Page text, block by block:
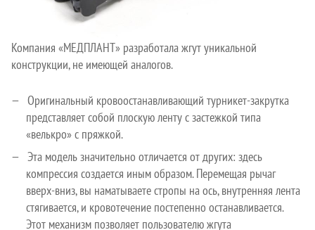
Компания «МЕДПЛАНТ» разработала жгут уникальной
конструкции, не имеющей аналогов.
Оригинальный кровоостанавливающий турникет-закрутка
представляет собой плоскую ленту с застежкой типа
«велькро» с пряжкой.
Эта модель значительно отличается от других: здесь
компрессия создается иным образом. Перемещая рычаг
вверх-вниз, вы наматываете стропы на ось, внутренняя лента
стягивается, и кровотечение постепенно останавливается.
Этот механизм позволяет пользователю жгута